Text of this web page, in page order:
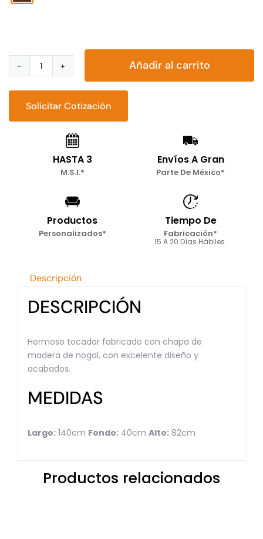
Tocador
Nigeria
cantidad
Añadir al carrito
Solicitar Cotización
HASTA 3
M.S.I.*
Envíos A Gran
Parte De México*
Productos
Personalizados*
Tiempo De
Fabricación*
15 A 20 Días Hábiles.
Descripción
DESCRIPCIÓN
Hermoso tocador fabricado con chapa de
madera de nogal, con excelente diseño y
acabados.
MEDIDAS
Largo:140cm Fondo:40cm Alto:82cm
Productos relacionados